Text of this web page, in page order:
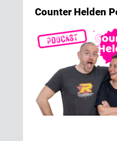
Counter Helden